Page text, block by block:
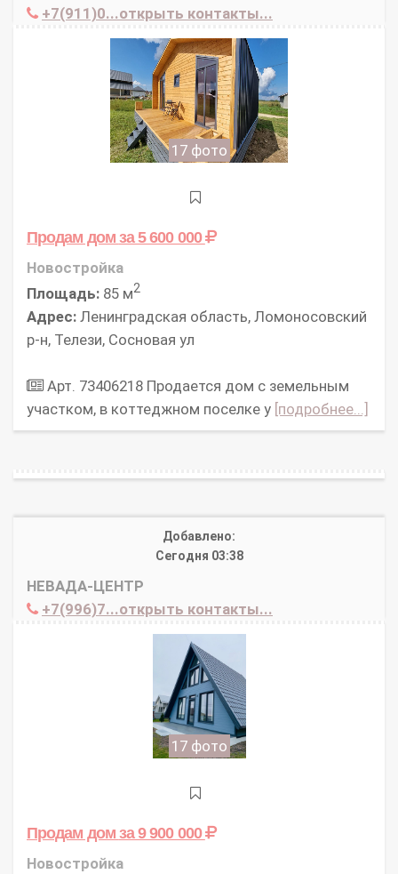
+7(911)0...открыть контакты...
17 фото
Продам домза 5 600 000
Новостройка
Площадь: 85 м2
Адрес: Ленинградская область, Ломоносовский
р-н, Телези, Сосновая ул
Арт. 73406218 Продается дом с земельным
участком, в коттеджном пocелкe у [подробнее...]
Добавлено:
Сегодня 03:38
НЕВАДА-ЦЕНТР
+7(996)7...открыть контакты...
17 фото
Продам домза 9 900 000
Новостройка